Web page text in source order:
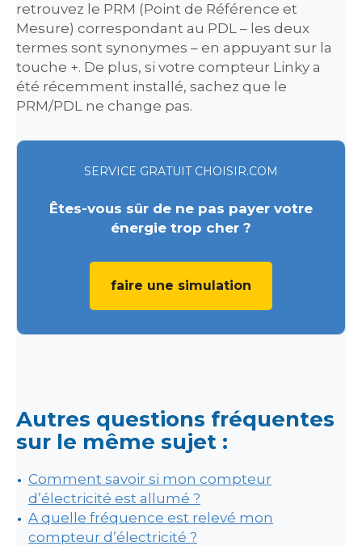
retrouvez le PRM (Point de Référence et
Mesure) correspondant au PDL – les deux
termes sont synonymes – en appuyant sur la
touche +. De plus, si votre compteur Linky a
été récemment installé, sachez que le
PRM/PDL ne change pas.
SERVICE GRATUIT CHOISIR.COM
Êtes-vous sûr de ne pas payer votre
énergie trop cher ?
faire une simulation
Autres questions fréquentes
sur le même sujet :
Comment savoir si mon compteur
d’électricité est allumé ?
A quelle fréquence est relevé mon
compteur d’électricité ?